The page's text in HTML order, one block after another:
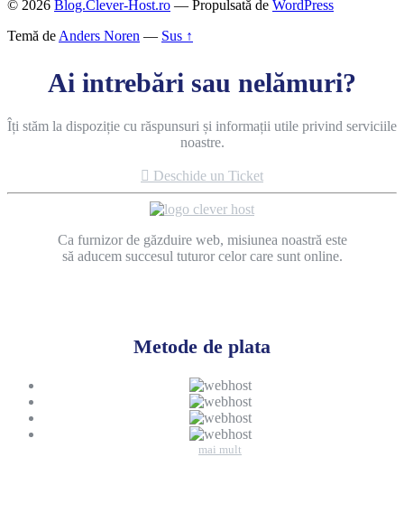
© 2026 Blog.Clever-Host.ro — Propulsată de WordPress
Temă de Anders Noren — Sus ↑
Ai intrebări sau nelămuri?
Îți stăm la dispoziție cu răspunsuri și informații utile privind serviciile
noastre.
Deschide un Ticket
Ca furnizor de găzduire web, misiunea noastră este
să aducem succesul tuturor celor care sunt online.
Metode de plata
mai mult